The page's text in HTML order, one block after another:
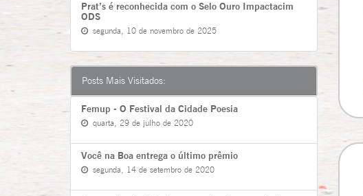
Prat’s é reconhecida com o Selo Ouro Impactacim
ODS
segunda, 10 de novembro de 2025
Posts Mais Visitados:
Femup - O Festival da Cidade Poesia
quarta, 29 de julho de 2020
Você na Boa entrega o último prêmio
segunda, 14 de setembro de 2020